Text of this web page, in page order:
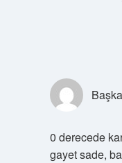
0 derecede
gayet sade,